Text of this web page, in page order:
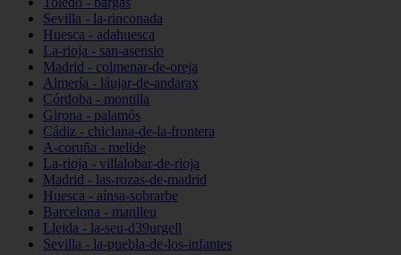
Sevilla - la-rinconada
Huesca - adahuesca
La-rioja - san-asensio
Madrid - colmenar-de-oreja
Almería - láujar-de-andarax
Córdoba - montilla
Girona - palamós
Cádiz - chiclana-de-la-frontera
A-coruña - melide
La-rioja - villalobar-de-rioja
Madrid - las-rozas-de-madrid
Huesca - aínsa-sobrarbe
Barcelona - manlleu
Lleida - la-seu-d39urgell
Sevilla - la-puebla-de-los-infantes